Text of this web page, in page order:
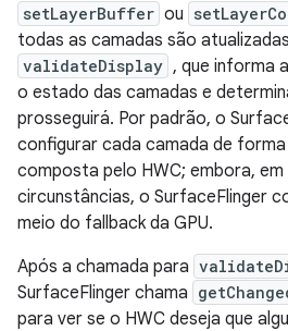
setLayerBuffer ou
todas as camadas são
validateDisplay , que informa
o estado das camadas e
prosseguirá. Por padrão, o
configurar cada camada de
composta pelo HWC; embora, em
circunstâncias, o SurfaceFlinger
meio do fallback da GPU.
Após a chamada para
SurfaceFlinger chama
para ver se o HWC deseja que